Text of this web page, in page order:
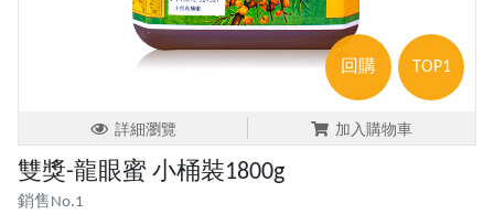
TOP1
回購
詳細瀏覽 加入購物車
雙獎-龍眼蜜 小桶裝1800g
銷售No.1